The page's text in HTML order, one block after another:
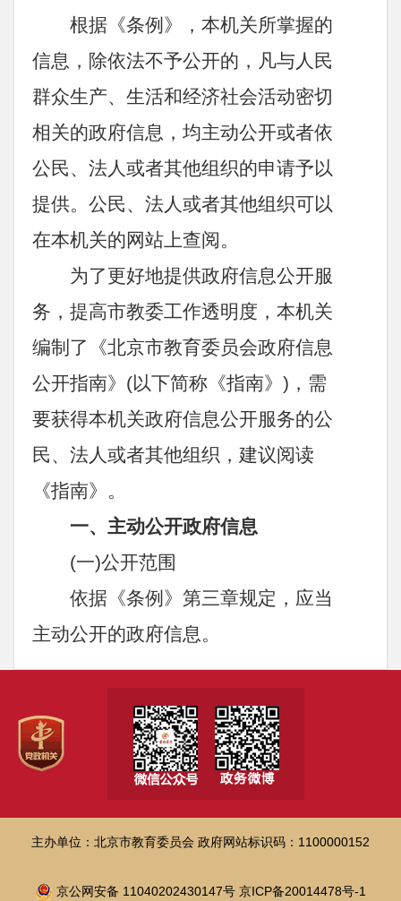
根据《条例》，本机关所掌握的
信息，除依法不予公开的，凡与人民
群众生产、生活和经济社会活动密切
相关的政府信息，均主动公开或者依
公民、法人或者其他组织的申请予以
提供。公民、法人或者其他组织可以
在本机关的网站上查阅。
为了更好地提供政府信息公开服
务，提高市教委工作透明度，本机关
编制了《北京市教育委员会政府信息
公开指南》(以下简称《指南》)，需
要获得本机关政府信息公开服务的公
民、法人或者其他组织，建议阅读
《指南》。
一、主动公开政府信息
(一)公开范围
依据《条例》第三章规定，应当
主动公开的政府信息。
(二)公开方式
1.北京市政府门户网站(“首都之
窗”，访问地址：
http://www.beijing.gov.cn)
2.北京市教育委员会官方网站(访
问地址：http://jw.beijing.gov.cn)
3.其他获取政府信息的渠道：政
主办单位：北京市教育委员会 政府网站标识码：1100000152
京公网安备 11040202430147号 京ICP备20014478号-1